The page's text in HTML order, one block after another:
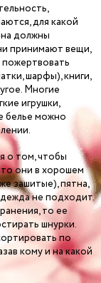
для какой
должны
принимают вещи,
шарфы), книги,
Многие
игрушки,
белье можно
о том, чтобы
они в хорошем
зашитые), пятна,
не подходит.
то ее
шнурки.
по
кому и на какой